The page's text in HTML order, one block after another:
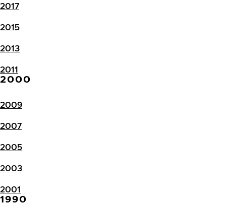
2017
2015
2013
2011
2000
2009
2007
2005
2003
2001
1990